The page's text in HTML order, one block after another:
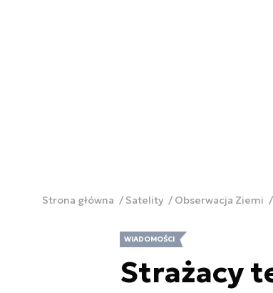
Strona główna Satelity Obserwacja Ziemi
WIADOMOŚCI
Strażacy